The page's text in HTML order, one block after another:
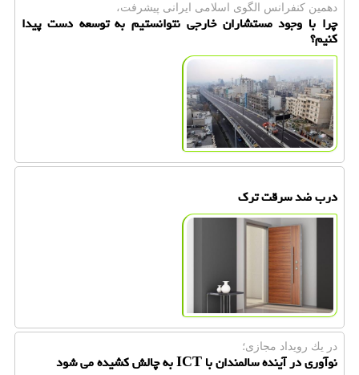
دهمین كنفرانس الگوی اسلامی ایرانی پیشرفت،
چرا با وجود مستشاران خارجی نتوانستیم به توسعه دست پیدا
كنیم؟
درب ضد سرقت ترك
در یك رویداد مجازی؛
نوآوری در آینده سالمندان با ICT به چالش كشیده می شود